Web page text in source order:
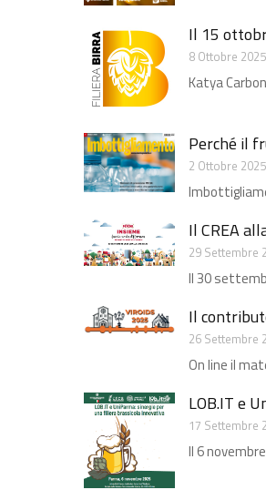
Il 15
8 Ottobre 2025
Katya
Perché il
2 Ottobre 2025
Il CREA
29 Settembre
Il 30
Il
26 Settembre
On line il
LOB.IT e
17 Settembre
Il 6